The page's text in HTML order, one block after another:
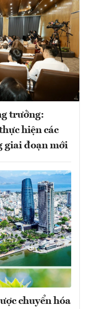
trưởng:
hiện các
giai đoạn mới
chuyển hóa